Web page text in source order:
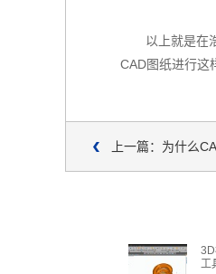
以上就是在
CAD图纸进行这
上一篇：为什么
工